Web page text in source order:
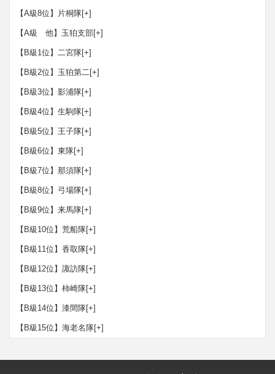
【A級8位】片桐隊[+]
【A級 他】玉狛支部[+]
【B級1位】二宮隊[+]
【B級2位】玉狛第二[+]
【B級3位】影浦隊[+]
【B級4位】生駒隊[+]
【B級5位】王子隊[+]
【B級6位】東隊[+]
【B級7位】那須隊[+]
【B級8位】弓場隊[+]
【B級9位】来馬隊[+]
【B級10位】荒船隊[+]
【B級11位】香取隊[+]
【B級12位】諏訪隊[+]
【B級13位】柿崎隊[+]
【B級14位】漆間隊[+]
【B級15位】海老名隊[+]